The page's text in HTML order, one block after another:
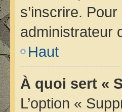
s’inscrire.
administrateur
Haut
À quoi sert «
L’option «